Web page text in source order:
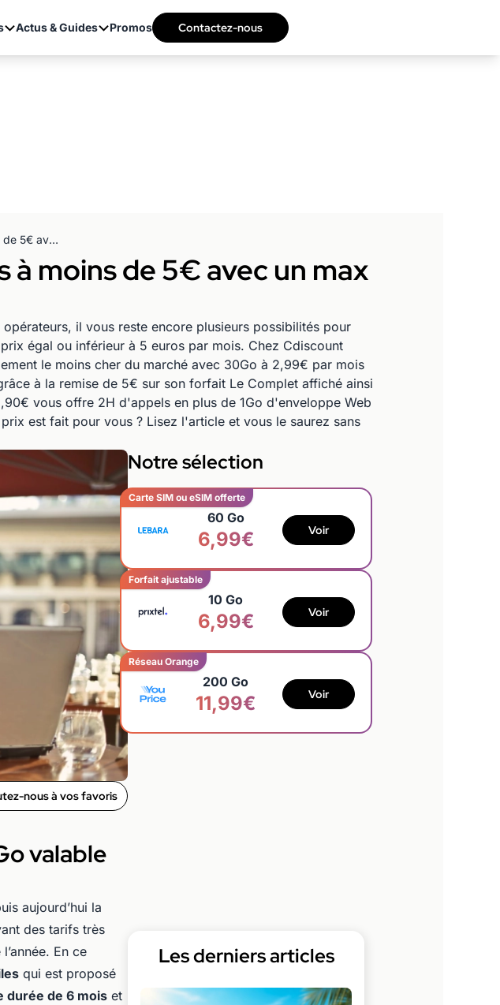
Actus & Guides Promos Contactez-nous
Découvrez vite les forfaits mobiles à moins de 5€ avec un max de services
moins de 5€ avec un max
il vous reste encore plusieurs possibilités pour
égal ou inférieur à 5 euros par mois. Chez Cdiscount
le moins cher du marché avec 30Go à 2,99€ par mois
à la remise de 5€ sur son forfait Le Complet affiché ainsi
vous offre 2H d'appels en plus de 1Go d'enveloppe Web
est fait pour vous ? Lisez l'article et vous le saurez sans
nous à vos favoris
valable
aujourd’hui la
des tarifs très
En ce
qui est proposé
durée de 6 mois et
Notre sélection
Carte SIM ou eSIM offerte
60 Go
6,99€ Voir
Forfait ajustable
10 Go
6,99€ Voir
Réseau Orange
200 Go
11,99€ Voir
Les derniers articles